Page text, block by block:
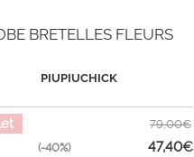
BRETELLES FLEURS
PIUPIUCHICK
(-40%)
79,00€
47,40€